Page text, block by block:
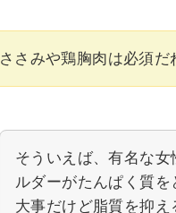
ささみや鶏胸肉は必須だ
そういえば、有名な女
ルダーがたんぱく質を
大事だけど脂質を抑え